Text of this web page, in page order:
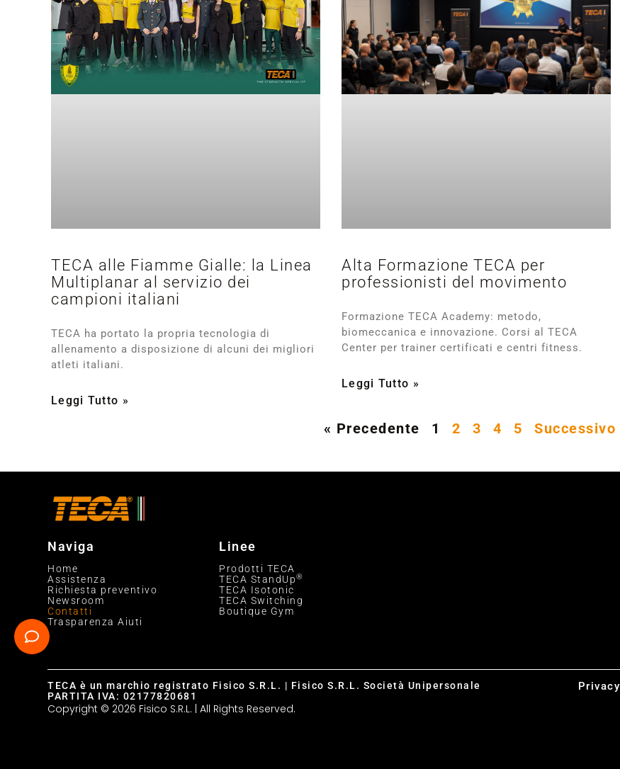
TECA alle Fiamme Gialle: la Linea
Multiplanar al servizio dei
campioni italiani
TECA ha portato la propria tecnologia di
allenamento a disposizione di alcuni dei migliori
atleti italiani.
Leggi Tutto »
Alta Formazione TECA per
professionisti del movimento
Formazione TECA Academy: metodo,
biomeccanica e innovazione. Corsi al TECA
Center per trainer certificati e centri fitness.
Leggi Tutto »
« Precedente 1 2 3 4 5 Successivo
Naviga
Home
Assistenza
Richiesta preventivo
Newsroom
Contatti
Trasparenza Aiuti
Linee
Prodotti TECA
TECA StandUp®
TECA Isotonic
TECA Switching
Boutique Gym
TECA è un marchio registrato Fisico S.R.L. | Fisico S.R.L. Società Unipersonale
PARTITA IVA: 02177820681
Copyright © 2026 Fisico S.R.L. | All Rights Reserved.